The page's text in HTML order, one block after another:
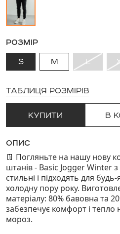
РОЗМІР
S
M L
ТАБЛИЦЯ РОЗМІРІВ
КУПИТИ В
ОПИС
👖 Погляньте на нашу нову
штанів - Basic Jogger Winter
стильні і підходять для будь-
холодну пору року.
матеріалу: 80% бавовна та
забезпечує комфорт і тепло
мороз.